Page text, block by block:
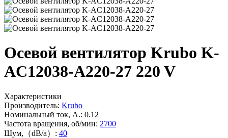
Осевой вентилятор Krubo K-
AC12038-A220-27 220 V
Характеристики
Производитель: Krubo
Номинальный ток, А.: 0.12
Частота вращения, об/мин: 2700
Шум,（dB/a）: 40